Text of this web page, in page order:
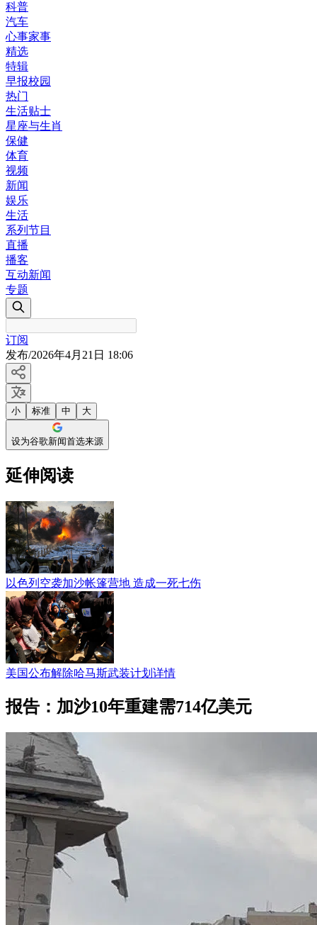
科普
汽车
心事家事
精选
特辑
早报校园
热门
生活贴士
星座与生肖
保健
体育
视频
新闻
娱乐
生活
系列节目
直播
播客
互动新闻
专题
订阅
发布/2026年4月21日 18:06
小 标准 中 大
设为谷歌新闻首选来源
延伸阅读
以色列空袭加沙帐篷营地 造成一死七伤
美国公布解除哈马斯武装计划详情
报告：加沙10年重建需714亿美元